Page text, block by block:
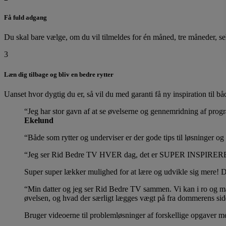
Få fuld adgang
Du skal bare vælge, om du vil tilmeldes for én måned, tre måneder,
3
Læn dig tilbage og bliv en bedre rytter
Uanset hvor dygtig du er, så vil du med garanti få ny inspiration til
Jeg har stor gavn af at se øvelserne og gennemridning af
Ekelund
Både som rytter og underviser er der gode tips til løsninger
Jeg ser Rid Bedre TV HVER dag, det er SUPER
Super super lækker mulighed for at lære og udvikle sig mere!
Min datter og jeg ser Rid Bedre TV sammen. Vi kan i ro og
øvelsen, og hvad der særligt lægges vægt på fra dommerens
Bruger videoerne til problemløsninger af forskellige opgaver